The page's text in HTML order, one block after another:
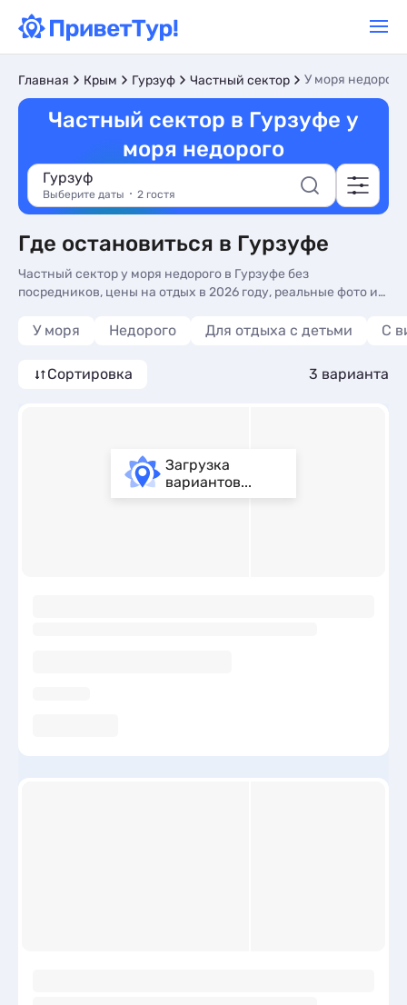
Главная Крым Гурзуф Частный сектор У моря недорого
Частный сектор в Гурзуфе у
моря недорого
Гурзуф
Выберите даты 2 гостя
Где остановиться в Гурзуфе
Частный сектор у моря недорого в Гурзуфе без
посредников, цены на отдых в 2026 году, реальные фото и
Гурзуфе - более 10 вариантов, от 2700 руб, номера с кухней
У моря Недорого Для отдыха с детьми С
Сортировка 3 варианта
Загрузка
вариантов...